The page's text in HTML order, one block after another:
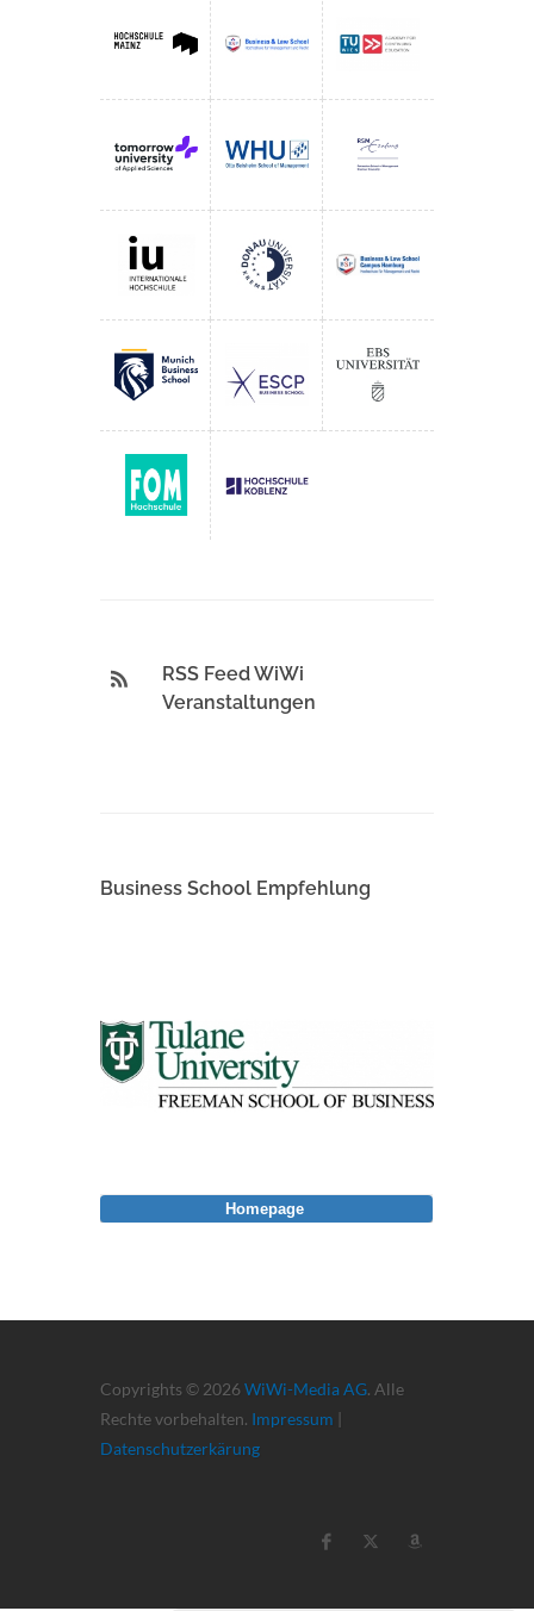
RSS Feed WiWi
Veranstaltungen
Business School Empfehlung
Copyrights © 2026 WiWi-Media AG. Alle
Rechte vorbehalten. Impressum |
Datenschutzerkärung
Homepage